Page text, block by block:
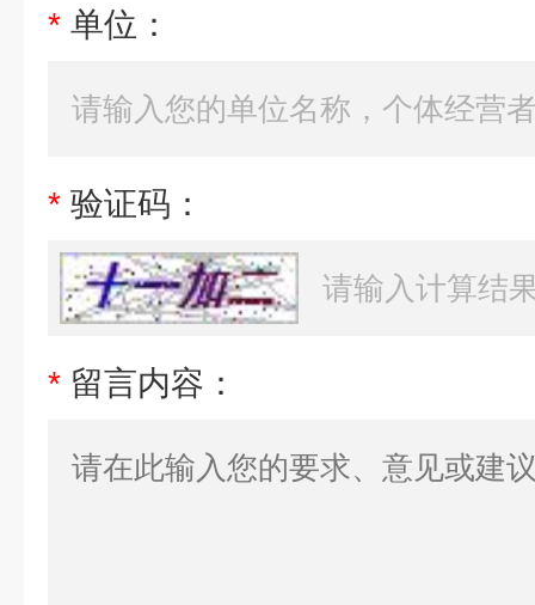
* 单位：
* 验证码：
* 留言内容：